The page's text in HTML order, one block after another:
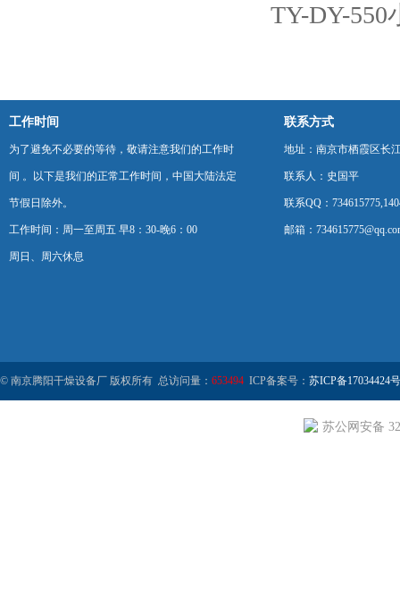
TY-DY-550
工作时间
为了避免不必要的等待，敬请注意我们的工作时
间 。以下是我们的正常工作时间，中国大陆法定
节假日除外。
工作时间：周一至周五 早8：30-晚6：00
周日、周六休息
联系方式
地址：南京市栖霞区长
联系人：史国平
联系QQ：
邮箱：
© 南京腾阳干燥设备厂 版权所有 总访问量： 653494 ICP备案号： 苏ICP备17034424
苏公网安备